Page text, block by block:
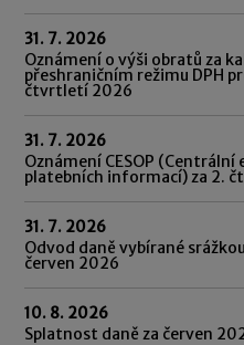
31. 7. 2026
Oznámení o výši obratů za
přeshraničním režimu DPH
čtvrtletí 2026
31. 7. 2026
Oznámení CESOP
platebních informací) za 2.
31. 7. 2026
Odvod daně vybírané
červen 2026
10. 8. 2026
Splatnost daně za červen